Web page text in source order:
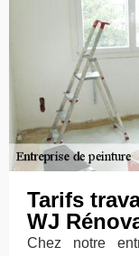
Tarifs
WJ
Chez notre